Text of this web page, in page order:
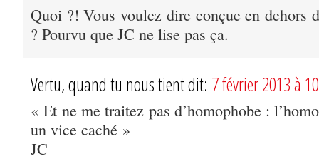
Quoi ?! Vous voulez dire conçue en dehors
? Pourvu que JC ne lise pas ça.
Vertu, quand tu nous tient dit: 7 février 2013 à
« Et ne me traitez pas d’homophobe :
un vice caché »
JC